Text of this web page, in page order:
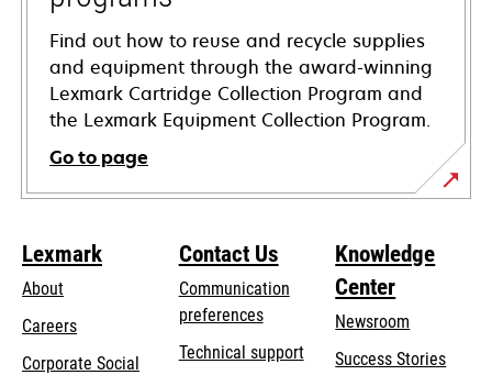
Find out how to reuse and recycle supplies
and equipment through the award-winning
Lexmark Cartridge Collection Program and
the Lexmark Equipment Collection Program.
Go to page
Lexmark
About
Careers
Corporate Social
Contact Us
Communication
preferences
Technical supportopens
Knowledge
Center
Newsroom
Success Stories